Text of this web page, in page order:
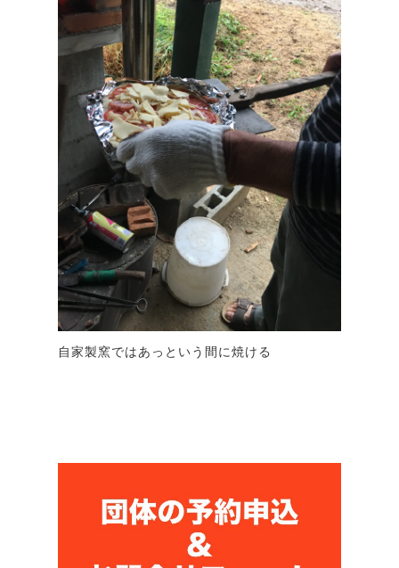
自家製窯ではあっという間に焼ける